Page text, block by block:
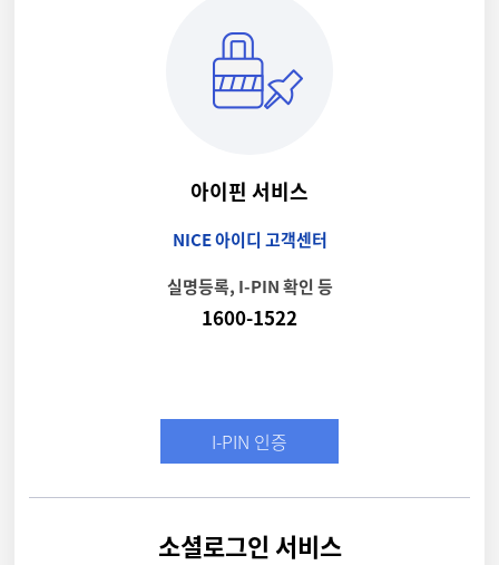
아이핀 서비스
NICE 아이디 고객센터
실명등록, I-PIN 확인 등
1600-1522
I-PIN 인증
소셜로그인 서비스